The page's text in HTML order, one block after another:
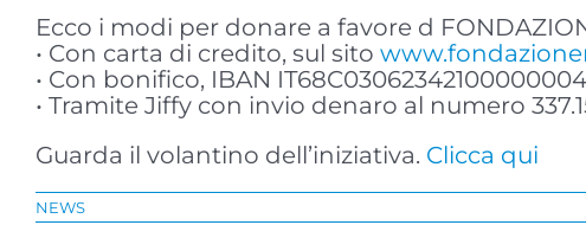
Ecco i modi per donare a favore d
• Con carta di credito, sul sito
• Con bonifico, IBAN
• Tramite Jiffy con invio denaro al numero
Guarda il volantino dell’iniziativa. Clicca qui
NEWS